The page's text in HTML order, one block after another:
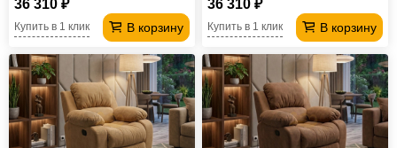
36 310 ₽
В корзину
Купить в 1 клик
36 310 ₽
В корзину
Купить в 1 клик